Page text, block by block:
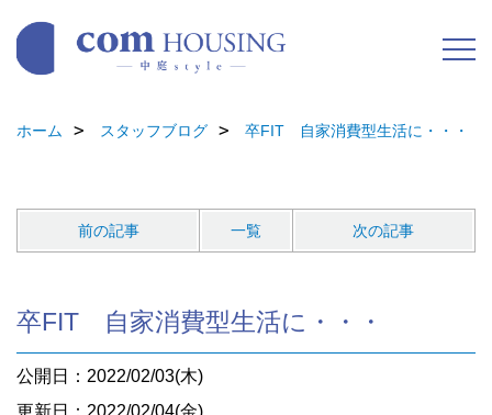
ホーム スタッフブログ 卒FIT 自家消費型生活に・・・
前の記事 一覧 次の記事
卒FIT 自家消費型生活に・・・
公開日：2022/02/03(木)
更新日：2022/02/04(金)